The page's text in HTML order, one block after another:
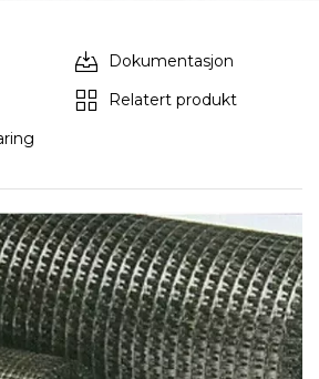
Dokumentasjon
Relatert produkt